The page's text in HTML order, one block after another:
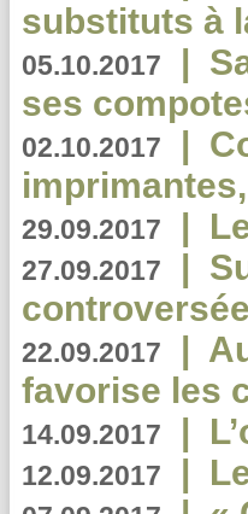
substituts à
05.10.2017 |
ses
02.10.2017 |
29.09.2017 |
27.09.2017 |
22.09.2017 |
favorise les
14.09.2017 |
12.09.2017 |